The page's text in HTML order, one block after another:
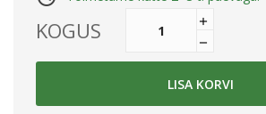
KOGUS
LISA KORVI